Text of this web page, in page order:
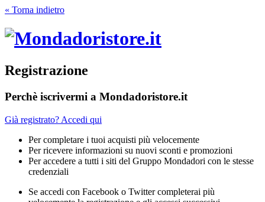
« Torna indietro
Registrazione
Perchè iscrivermi a Mondadoristore.it
Già registrato? Accedi qui
Per completare i tuoi acquisti più velocemente
Per ricevere informazioni su nuovi sconti e promozioni
Per accedere a tutti i siti del Gruppo Mondadori con le stesse
credenziali
Se accedi con Facebook o Twitter completerai più